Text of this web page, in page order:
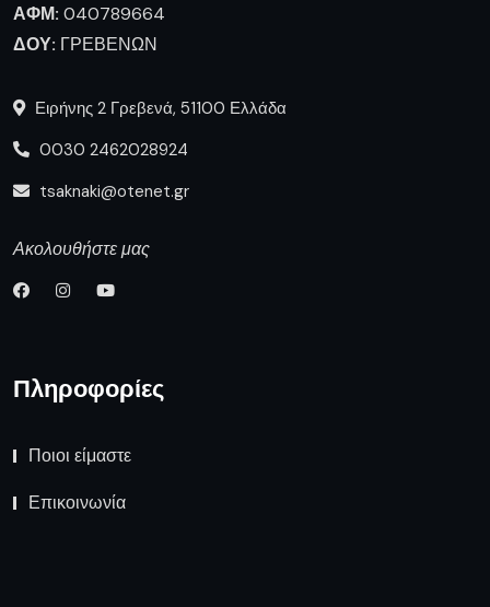
ΑΦΜ: 040789664
ΔΟΥ: ΓΡΕΒΕΝΩΝ
Ειρήνης 2 Γρεβενά, 51100 Ελλάδα
0030 2462028924
tsaknaki@otenet.gr
Ακολουθήστε μας
Πληροφορίες
Ποιοι είμαστε
Επικοινωνία